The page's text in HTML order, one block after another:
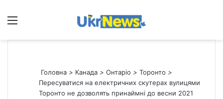
Меню
Головна > Канада > Онтаріо > Торонто >
Пересуватися на електричних скутерах вулицями
Торонто не дозволять принаймні до весни 2021